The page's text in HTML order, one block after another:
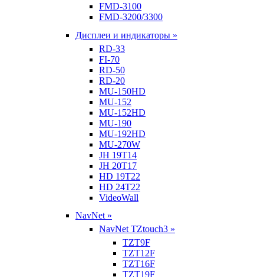
FMD-3100
FMD-3200/3300
Дисплеи и индикаторы »
RD-33
FI-70
RD-50
RD-20
MU-150HD
MU-152
MU-152HD
MU-190
MU-192HD
MU-270W
JH 19T14
JH 20T17
HD 19T22
HD 24T22
VideoWall
NavNet »
NavNet TZtouch3 »
TZT9F
TZT12F
TZT16F
TZT19F